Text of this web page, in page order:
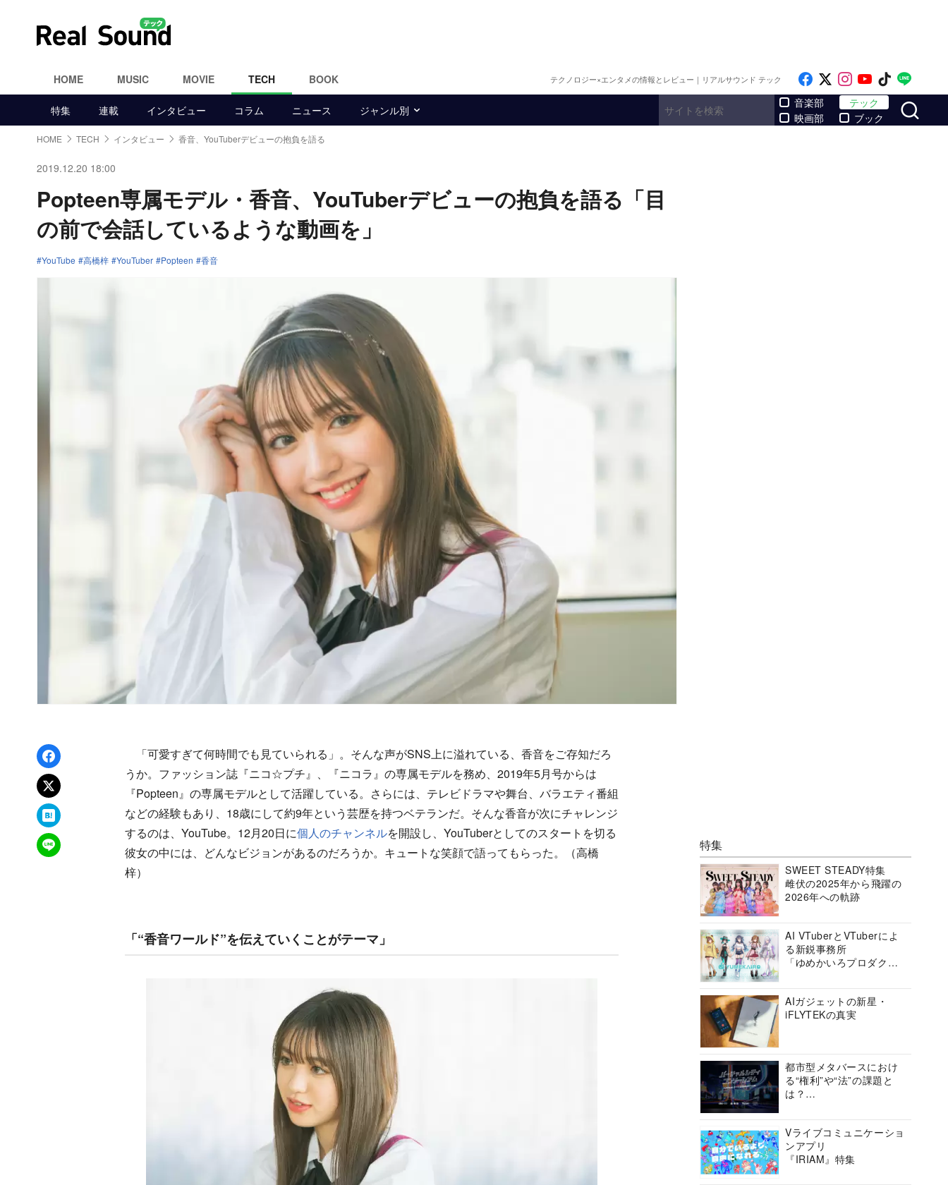
HOME MUSIC MOVIE TECH BOOK テクノロジー×エンタメの情報とレビュー｜リアルサウンド テック Like on Facebook
Follow on x
Follow on
Follow on
Follow
特集 連載 インタビュー コラム ニュース ジャンル別
音楽部
映画部
テック
ブック
HOME TECH インタビュー 香音、YouTuberデビューの抱負を語る
2019.12.20 18:00
Popteen専属モデル・香音、YouTuberデビューの抱負を語る「目
の前で会話しているような動画を」
YouTube 高橋梓 YouTuber Popteen 香音
Facebookでシェア
xでポスト
はてなブックマーク
LINEで送る
「可愛すぎて何時間でも見ていられる」。そんな声がSNS上に溢れている、香音をご存知だろ
うか。ファッション誌『ニコ☆プチ』、『ニコラ』の専属モデルを務め、2019年5月号からは
『Popteen』の専属モデルとして活躍している。さらには、テレビドラマや舞台、バラエティ番組
などの経験もあり、18歳にして約9年という芸歴を持つベテランだ。そんな香音が次にチャレンジ
するのは、YouTube。12月20日に個人のチャンネルを開設し、YouTuberとしてのスタートを切る
彼女の中には、どんなビジョンがあるのだろうか。キュートな笑顔で語ってもらった。（高橋
梓）
「“香音ワールド”を伝えていくことがテーマ」
特集
SWEET STEADY特集
雌伏の2025年から飛躍の
2026年への軌跡
AI VTuberとVTuberによ
る新鋭事務所
「ゆめかいろプロダクシ
AIガジェットの新星・
iFLYTEKの真実
都市型メタバースにおけ
る“権利”や“法”の課題と
は？
ーシアムの挑戦に迫る
Vライブコミュニケーショ
ンアプリ
『IRIAM』特集